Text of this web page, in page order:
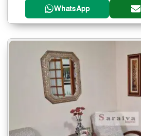
WhatsApp